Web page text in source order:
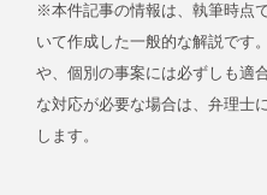
※本件記事の情報は、執筆時点
いて作成した一般的な解説です
や、個別の事案には必ずしも適
な対応が必要な場合は、弁理士
します。